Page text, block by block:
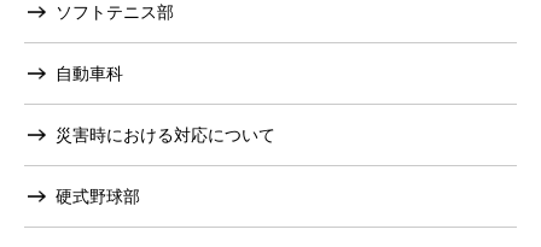
ソフトテニス部
自動車科
災害時における対応について
硬式野球部